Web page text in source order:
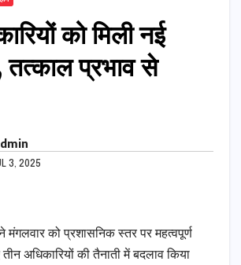
को मिली नई
तत्काल प्रभाव से
3, 2025
मंगलवार को प्रशासनिक स्तर पर महत्वपूर्ण
अधिकारियों की तैनाती में बदलाव किया